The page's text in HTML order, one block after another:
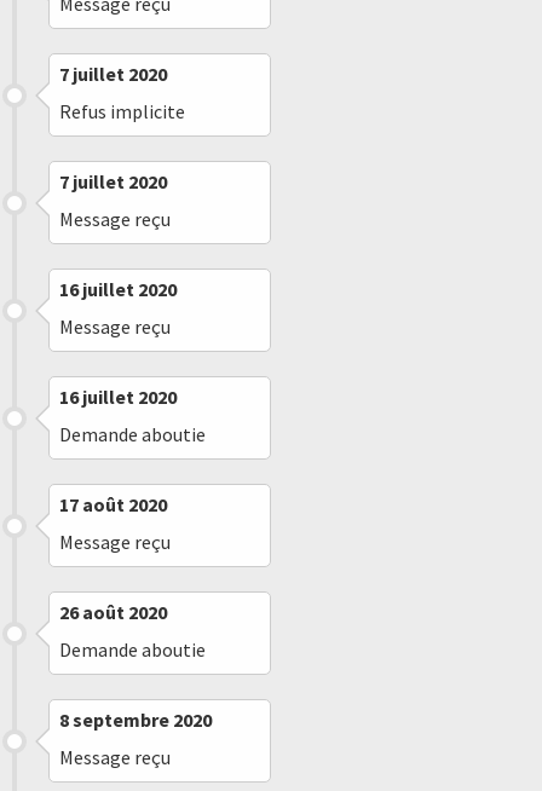
7 juillet 2020
Refus implicite
7 juillet 2020
Message reçu
16 juillet 2020
Message reçu
16 juillet 2020
Demande aboutie
17 août 2020
Message reçu
26 août 2020
Demande aboutie
8 septembre 2020
Message reçu